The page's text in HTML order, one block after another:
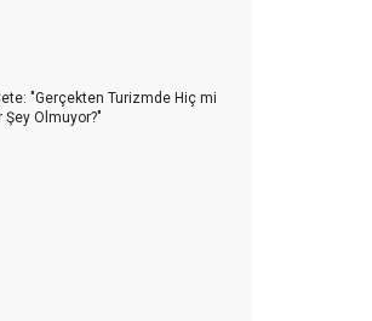
Bir Kriz Biter, Yenisi
ve 2025 Beklentileri
Turizminin Yükselen Değeri
Gücü:
Buluşması
"Gerçekten Turizmde Hiç mi
Şey Olmuyor?"